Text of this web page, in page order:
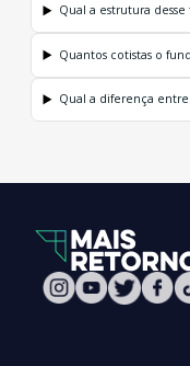
Qual a estrutura desse
Quantos cotistas o
Qual a diferença entre